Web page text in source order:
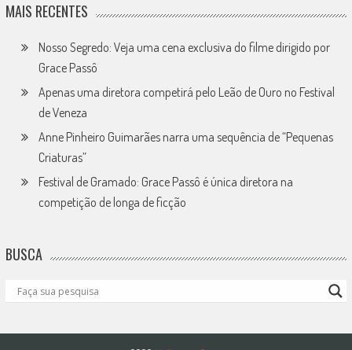
MAIS RECENTES
Nosso Segredo: Veja uma cena exclusiva do filme dirigido por
Grace Passô
Apenas uma diretora competirá pelo Leão de Ouro no Festival
de Veneza
Anne Pinheiro Guimarães narra uma sequência de “Pequenas
Criaturas”
Festival de Gramado: Grace Passô é única diretora na
competição de longa de ficção
BUSCA